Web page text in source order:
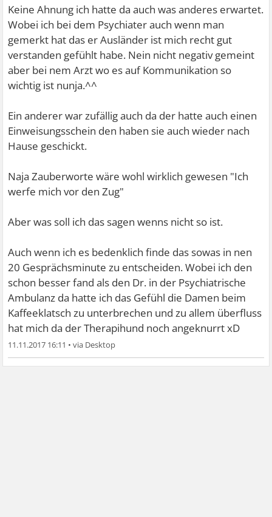
Keine Ahnung ich hatte da auch was anderes erwartet.
Wobei ich bei dem Psychiater auch wenn man
gemerkt hat das er Ausländer ist mich recht gut
verstanden gefühlt habe. Nein nicht negativ gemeint
aber bei nem Arzt wo es auf Kommunikation so
wichtig ist nunja.^^
Ein anderer war zufällig auch da der hatte auch einen
Einweisungsschein den haben sie auch wieder nach
Hause geschickt.
Naja Zauberworte wäre wohl wirklich gewesen "Ich
werfe mich vor den Zug"
Aber was soll ich das sagen wenns nicht so ist.
Auch wenn ich es bedenklich finde das sowas in nen
20 Gesprächsminute zu entscheiden. Wobei ich den
schon besser fand als den Dr. in der Psychiatrische
Ambulanz da hatte ich das Gefühl die Damen beim
Kaffeeklatsch zu unterbrechen und zu allem überfluss
hat mich da der Therapihund noch angeknurrt xD
11.11.2017 16:11 •